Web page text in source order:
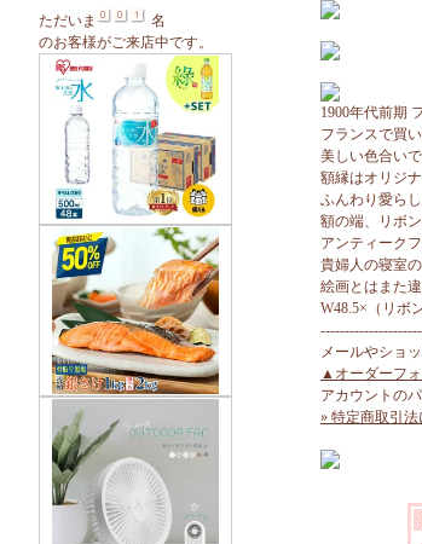
ただいま
名
のお客様がご来店中です。
1900年代前期
フランスで買
美しい色合い
額縁はオリジ
ふんわり愛ら
額の端、リボ
アンティーク
貴婦人の寝室
絵画とはまた
W48.5×（リボ
メールやショ
▲オーダーフ
アカウントの
» 特定商取引